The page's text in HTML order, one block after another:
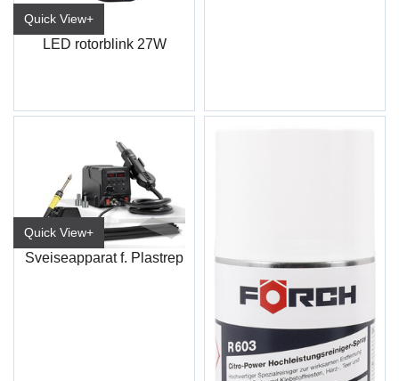
Quick View+
LED rotorblink 27W
Quick View+
Sveiseapparat f. Plastrep